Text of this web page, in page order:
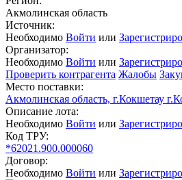
Акмолинская область
Источник:
Необходимо Войти или
Организатор:
Необходимо Войти или
Проверить контрагента Жалобы
Место поставки:
Акмолинская область, г.Кокшетау
Описание лота:
Необходимо Войти или
Код ТРУ:
*62021.900.000060
Договор:
Необходимо Войти или